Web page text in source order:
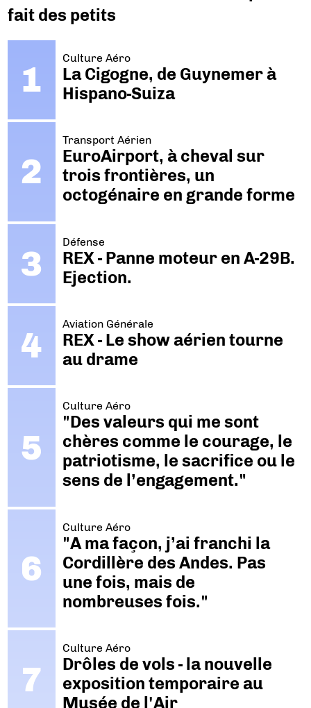
fait des petits
Culture Aéro
La Cigogne, de Guynemer à
Hispano-Suiza
Transport Aérien
EuroAirport, à cheval sur
trois frontières, un
octogénaire en grande forme
Défense
REX - Panne moteur en A-29B.
Ejection.
Aviation Générale
REX - Le show aérien tourne
au drame
Culture Aéro
"Des valeurs qui me sont
chères comme le courage, le
patriotisme, le sacrifice ou le
sens de l’engagement."
Culture Aéro
"A ma façon, j’ai franchi la
Cordillère des Andes. Pas
une fois, mais de
nombreuses fois."
Culture Aéro
Drôles de vols - la nouvelle
exposition temporaire au
Musée de l'Air